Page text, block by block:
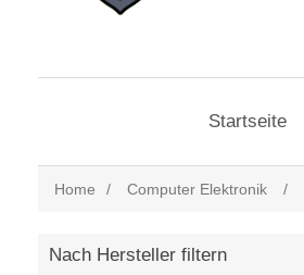
Startseite
Home / Computer Elektronik /
Nach Hersteller filtern